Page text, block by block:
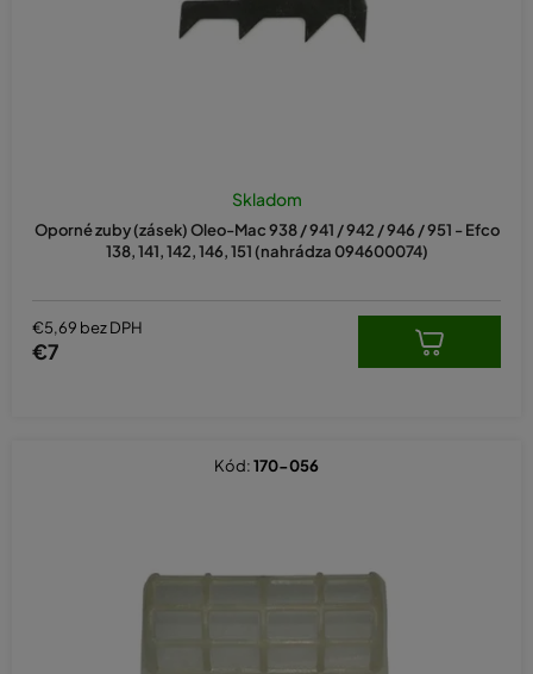
Oporné zuby (zásek) Oleo-Mac 938 / 941 / 942 / 946 / 951 - Efco
138, 141, 142, 146, 151 (nahrádza 094600074)
Skladom
€5,69 bez DPH
€7
Kód:170-056